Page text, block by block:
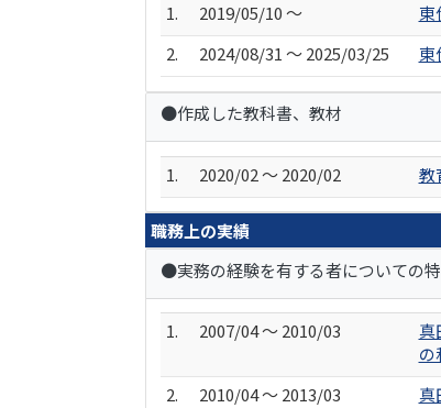
1. 2019/05/10 ～
東
2.
2024/08/31 ～ 2025/03/25 東
●作成した教科書、教材
1. 2020/02 ～ 2020/02 教
職務上の実績
●実務の経験を有する者についての
1. 2007/04 ～ 2010/03
真
の
2.
2010/04 ～ 2013/03
真